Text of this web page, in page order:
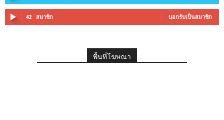
42 สมาชิก บอกรับเป็นสมาชิก
พื้นที่โฆษณา